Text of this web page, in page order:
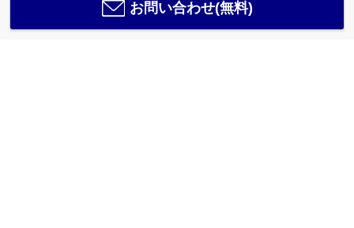
お問い合わせ(無料)